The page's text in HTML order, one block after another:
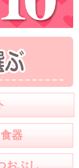
食器
おぶし